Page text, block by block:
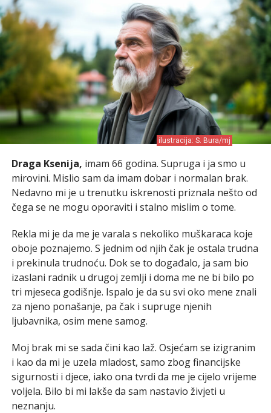
ilustracija: S. Bura/mj
Draga Ksenija, imam 66 godina. Supruga i ja smo u
mirovini. Mislio sam da imam dobar i normalan brak.
Nedavno mi je u trenutku iskrenosti priznala nešto od
čega se ne mogu oporaviti i stalno mislim o tome.
Rekla mi je da me je varala s nekoliko muškaraca koje
oboje poznajemo. S jednim od njih čak je ostala trudna
i prekinula trudnoću. Dok se to događalo, ja sam bio
izaslani radnik u drugoj zemlji i doma me ne bi bilo po
tri mjeseca godišnje. Ispalo je da su svi oko mene znali
za njeno ponašanje, pa čak i supruge njenih
ljubavnika, osim mene samog.
Moj brak mi se sada čini kao laž. Osjećam se izigranim
i kao da mi je uzela mladost, samo zbog financijske
sigurnosti i djece, iako ona tvrdi da me je cijelo vrijeme
voljela. Bilo bi mi lakše da sam nastavio živjeti u
neznanju.